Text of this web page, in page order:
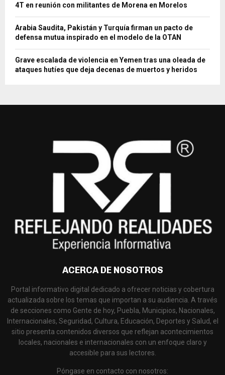
4T en reunión con militantes de Morena en Morelos
Arabia Saudita, Pakistán y Turquía firman un pacto de
defensa mutua inspirado en el modelo de la OTAN
Grave escalada de violencia en Yemen tras una oleada de
ataques hutíes que deja decenas de muertos y heridos
ACERCA DE NOSOTROS
Portal informativo digital dedicado a ofrecer noticias y cobertura
actualizada sobre los temas que importan a su audiencia. A través
de secciones como Gente de hoy, Puebla, Municipios, Nacionales,
Internacionales, Seguridad, Cultura, Educación, Deportes y Salud, el
sitio presenta contenidos diversos que reflejan acontecimientos
locales, nacionales e internacionales con un enfoque claro y
accesible para sus lectores.
Póngase en contacto con nosotros: